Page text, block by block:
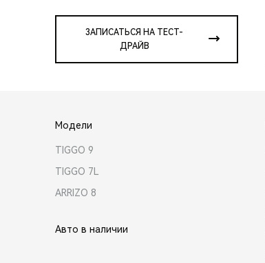
ЗАПИСАТЬСЯ НА ТЕСТ-
ДРАЙВ
Модели
TIGGO 9
TIGGO 7L
ARRIZO 8
Авто в наличии